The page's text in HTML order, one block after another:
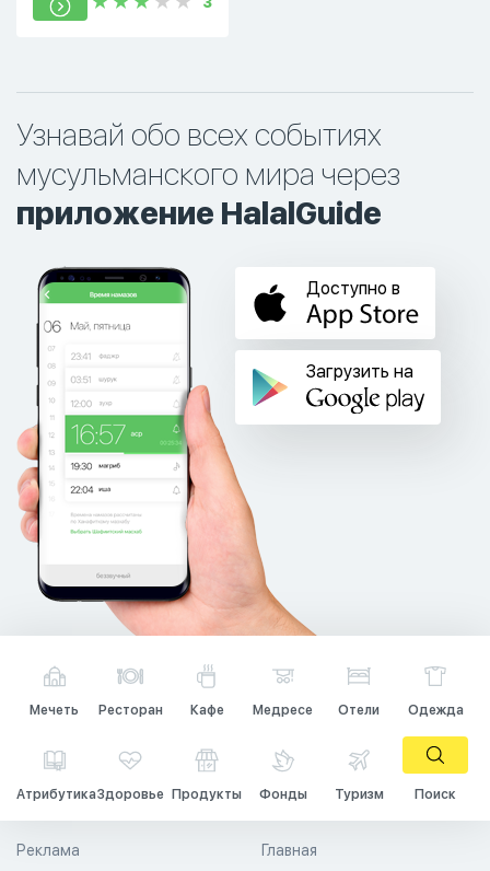
Узнавай обо всех событиях
мусульманского мира через
приложение HalalGuide
Доступно в
Загрузить на
Мечеть Ресторан Кафе Медресе Отели Одежда
АтрибутикаЗдоровье Продукты Фонды Туризм Поиск
Главная
Реклама